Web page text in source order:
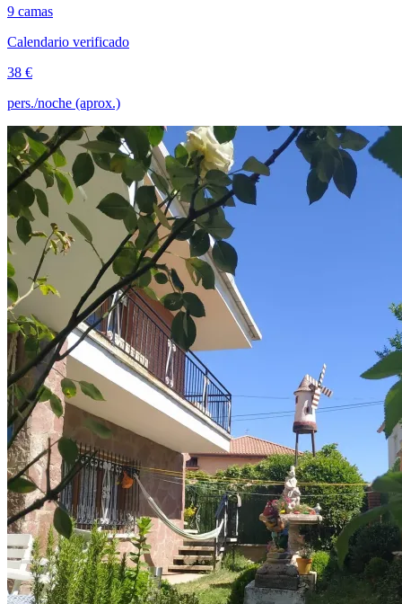
9 camas
Calendario verificado
38 €
pers./noche (aprox.)